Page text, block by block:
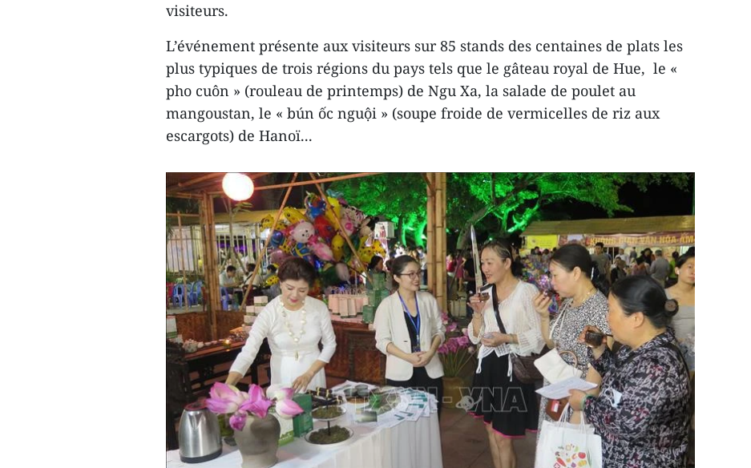
visiteurs.
L’événement présente aux visiteurs sur 85 stands des centaines de plats les
plus typiques de trois régions du pays tels que le gâteau royal de Hue, le «
pho cuôn » (rouleau de printemps) de Ngu Xa, la salade de poulet au
mangoustan, le « bún ốc nguội » (soupe froide de vermicelles de riz aux
escargots) de Hanoï...